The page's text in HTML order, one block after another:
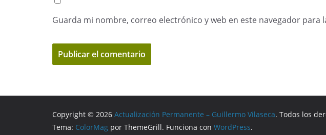
Guarda mi nombre, correo electrónico y web en este navegador para
Copyright © 2026 Actualización Permanente – Guillermo Vilaseca. Todos los
Tema: ColorMag por ThemeGrill. Funciona con WordPress.